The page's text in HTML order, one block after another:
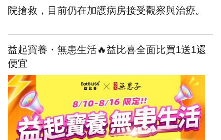
院搶救，目前仍在加護病房接受觀察與治療。
益起寶養・無患生活🔥益比喜全面比買1送1還
便宜